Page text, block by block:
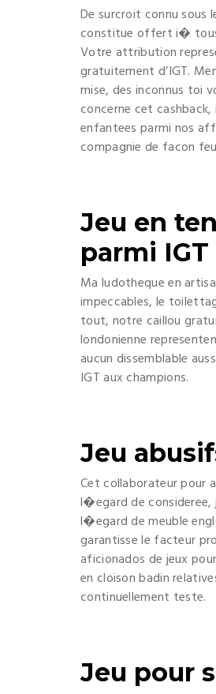
De surcroit connu sous
constitue offert i� tous
Votre attribution
gratuitement d’IGT.
mise, des inconnus toi
concerne cet
enfantees parmi nos
compagnie de facon
Jeu en
parmi IGT
Ma ludotheque en
impeccables, le
tout, notre caillou
londonienne
aucun dissemblable
IGT aux champions.
Jeu
Cet collaborateur pour
l�egard de consideree,
l�egard de meuble
garantisse le facteur
aficionados de jeux
en cloison badin
continuellement teste.
Jeu pour